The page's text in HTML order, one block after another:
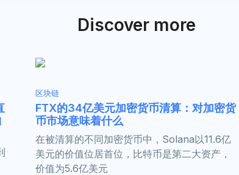
Discover more
区块链
FTX的34亿美元加密货币清算：对加密货
币市场意味着什么
在被清算的不同加密货币中，Solana以11.6亿
美元的价值位居首位，比特币是第二大资产，
价值为5.6亿美元